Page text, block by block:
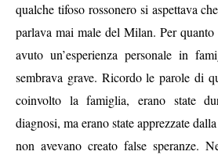
qualche tifoso rossonero si aspettava
parlava mai male del Milan. Per
avuto un’esperienza personale in
sembrava grave. Ricordo le parole di
coinvolto la famiglia, erano state
diagnosi, ma erano state apprezzate
non avevano creato false speranze.